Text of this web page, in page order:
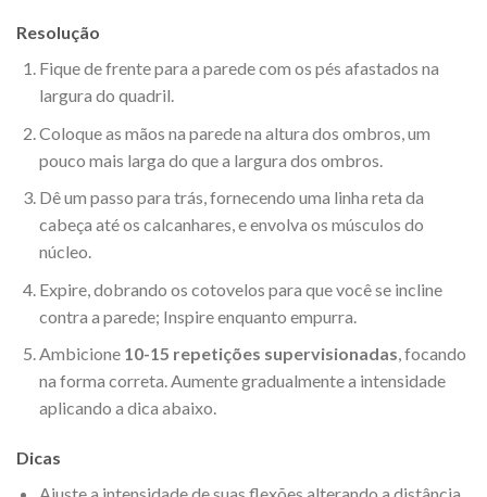
Resolução
Fique de frente para a parede com os pés afastados na
largura do quadril.
Coloque as mãos na parede na altura dos ombros, um
pouco mais larga do que a largura dos ombros.
Dê um passo para trás, fornecendo uma linha reta da
cabeça até os calcanhares, e envolva os músculos do
núcleo.
Expire, dobrando os cotovelos para que você se incline
contra a parede; Inspire enquanto empurra.
Ambicione10-15 repetições supervisionadas, focando
na forma correta. Aumente gradualmente a intensidade
aplicando a dica abaixo.
Dicas